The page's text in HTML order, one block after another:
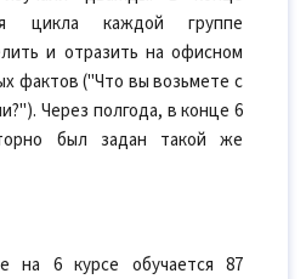
цикла каждой группе
и отразить на офисном
фактов ("Что вы возьмете с
Через полгода, в конце 6
был задан такой же
на 6 курсе обучается 87